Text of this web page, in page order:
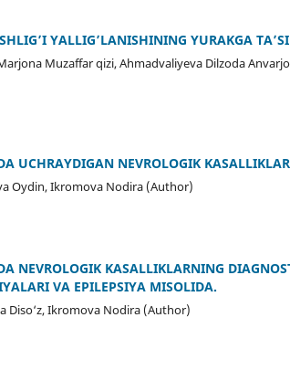
YALLIG’LANISHINING YURAKGA
Muzaffar qizi, Ahmadvaliyeva Dilzoda
UCHRAYDIGAN NEVROLOGIK KASALLIKLAR
Oydin, Ikromova Nodira (Author)
NEVROLOGIK KASALLIKLARNING
VA EPILEPSIYA MISOLIDA.
Diso‘z, Ikromova Nodira (Author)